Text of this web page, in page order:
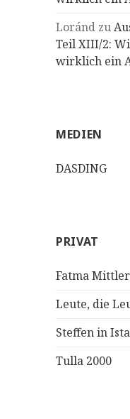
Loránd zu
Teil XIII/2:
wirklich ein
MEDIEN
DASDING
PRIVAT
Fatma
Leute, die
Steffen in
Tulla 2000